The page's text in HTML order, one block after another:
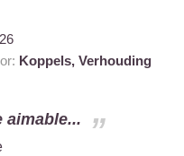
Koppels, Verhouding
aimable...